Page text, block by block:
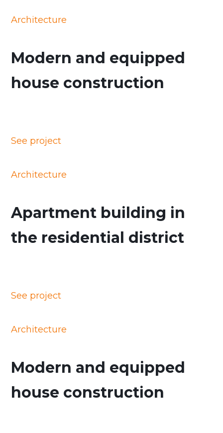
Architecture
Modern and equipped
house construction
See project
Architecture
Apartment building in
the residential district
See project
Architecture
Modern and equipped
house construction